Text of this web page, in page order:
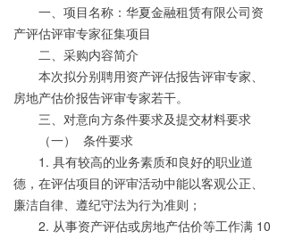
一、项目名称： 华夏金融租赁有限公司资
产评估评审专家征集项目
二、采购内容简介
本次拟分别聘用资产评估报告评审专家、
房地产估价报告评审专家若干。
三、对意向方条件要求及提交材料要求
（一）
条件要求
1. 具有较高的业务素质和良好的职业道
德，在评估项目的评审活动中能以客观公正、
廉洁自律、遵纪守法为行为准则；
2. 从事资产评估或房地产估价等工作满 10